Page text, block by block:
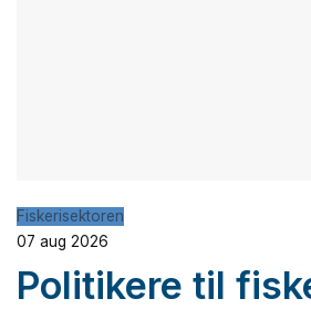
Fiskerisektoren
07 aug 2026
Politikere til